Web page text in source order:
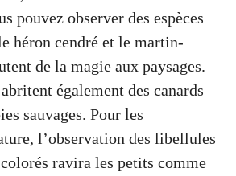
pouvez observer des espèces
héron cendré et le martin-
de la magie aux paysages.
également des canards
sauvages. Pour les
l’observation des libellules
ravira les petits comme